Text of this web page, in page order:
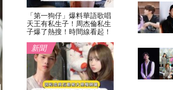
「第一狗仔」爆料華語歌唱
天王有私生子！周杰倫私生
子爆了熱搜！時間線看起！
新聞